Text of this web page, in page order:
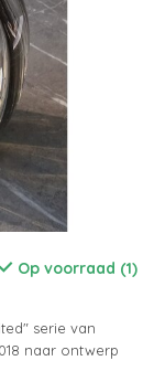
Op voorraad (1)
serie van
naar ontwerp